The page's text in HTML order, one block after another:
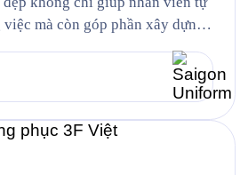
mà còn góp phần xây dựng
chính là lý do ngày càng
đầu tư bài bản vào việc may áo